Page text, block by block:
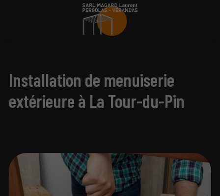
Installation de menuiserie
extérieure à La Tour-du-Pin